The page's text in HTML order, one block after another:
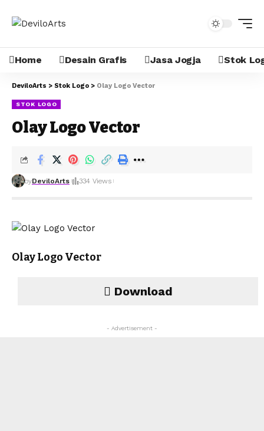
Home Desain Grafis Jasa Jogja Stok
DeviloArts > Stok Logo > Olay Logo Vector
STOK LOGO
Olay Logo Vector
byDeviloArts 334 Views
Olay Logo Vector
Download
- Advertisement -